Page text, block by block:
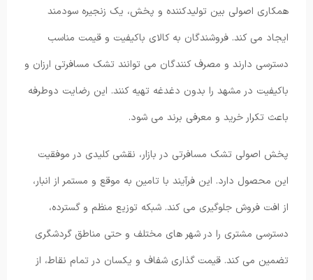
همکاری اصولی بین تولیدکننده و پخش، یک زنجیره سودمند
ایجاد می کند. فروشندگان به کالای باکیفیت و قیمت مناسب
دسترسی دارند و مصرف کنندگان می توانند تشک مسافرتی ارزان و
باکیفیت در مشهد را بدون دغدغه تهیه کنند. این رضایت دوطرفه
باعث تکرار خرید و معرفی برند می شود.
پخش اصولی تشک مسافرتی در بازار، نقشی کلیدی در موفقیت
این محصول دارد. این فرآیند با تامین به‌ موقع و مستمر از انبار،
از افت فروش جلوگیری می‌ کند. شبکه توزیع منظم و گسترده،
دسترسی مشتری را در شهر های مختلف و حتی مناطق گردشگری
تضمین می‌ کند. قیمت‌ گذاری شفاف و یکسان در تمام نقاط، از